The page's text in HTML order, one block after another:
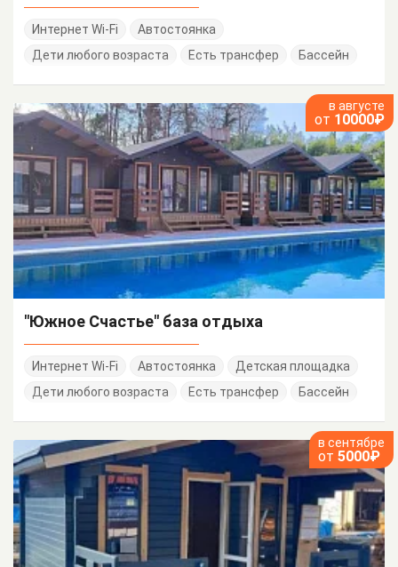
Интернет Wi-Fi
Автостоянка
Дети любого возраста
Есть трансфер Бассейн
в августе
от 10000₽
"Южное Счастье" база отдыха
Интернет Wi-Fi Автостоянка
Детская площадка
Дети любого возраста
Есть трансфер Бассейн
в сентябре
от 5000₽